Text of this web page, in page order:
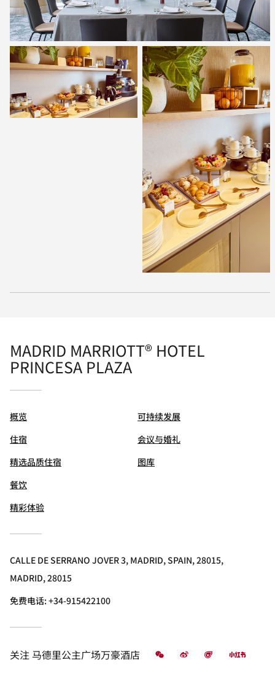
MADRID MARRIOTT® HOTEL
PRINCESA PLAZA
概览
住宿
精选品质住宿
餐饮
精彩体验
可持续发展
会议与婚礼
图库
CALLE DE SERRANO JOVER 3, MADRID, SPAIN, 28015,
MADRID, 28015
免费电话:+34-915422100
关注 马德里公主广场万豪酒店 微信 微博 飞猪 小红书